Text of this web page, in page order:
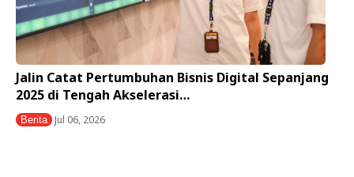
Jalin Catat Pertumbuhan Bisnis Digital Sepanjang
2025 di Tengah Akselerasi…
Berita Jul 06, 2026